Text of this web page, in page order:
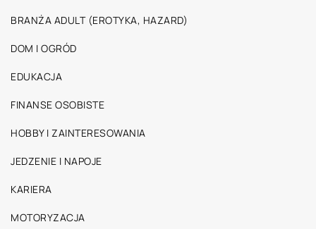
BRANŻA ADULT (EROTYKA, HAZARD)
DOM I OGRÓD
EDUKACJA
FINANSE OSOBISTE
HOBBY I ZAINTERESOWANIA
JEDZENIE I NAPOJE
KARIERA
MOTORYZACJA